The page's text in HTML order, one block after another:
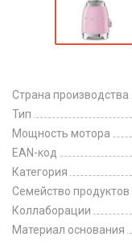
Страна производства
Тип
Мощность мотора
EAN-код
Категория
Семейство продуктов
Коллаборации
Материал основания